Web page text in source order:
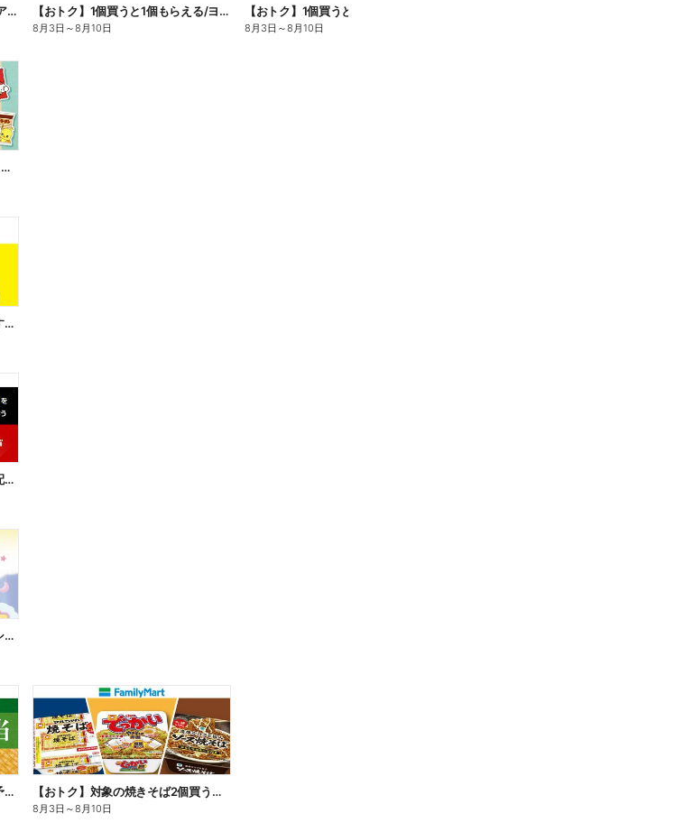
【おトク】1個買うと1個もらえる/アイス 【おトク】1個買うと1個もらえる/ヨーグルト
8月3日 ～8月10日
【おトク】1個買うと1個もらえる/麦茶
8月3日 ～8月10日
【サンリオ×メーカーマスコット】オリジナルグッズ貰える!
【おトク】大谷選手ファミマおむすび割
【おトク】お店で使えるクーポン配信中
【ファミマオンライン先行販売】シルバニアファミリー
【旨さ格別、こだわり尽くし】ご予約弁当 【おトク】対象の焼きそば2個買うと100円引き!
8月3日 ～8月10日